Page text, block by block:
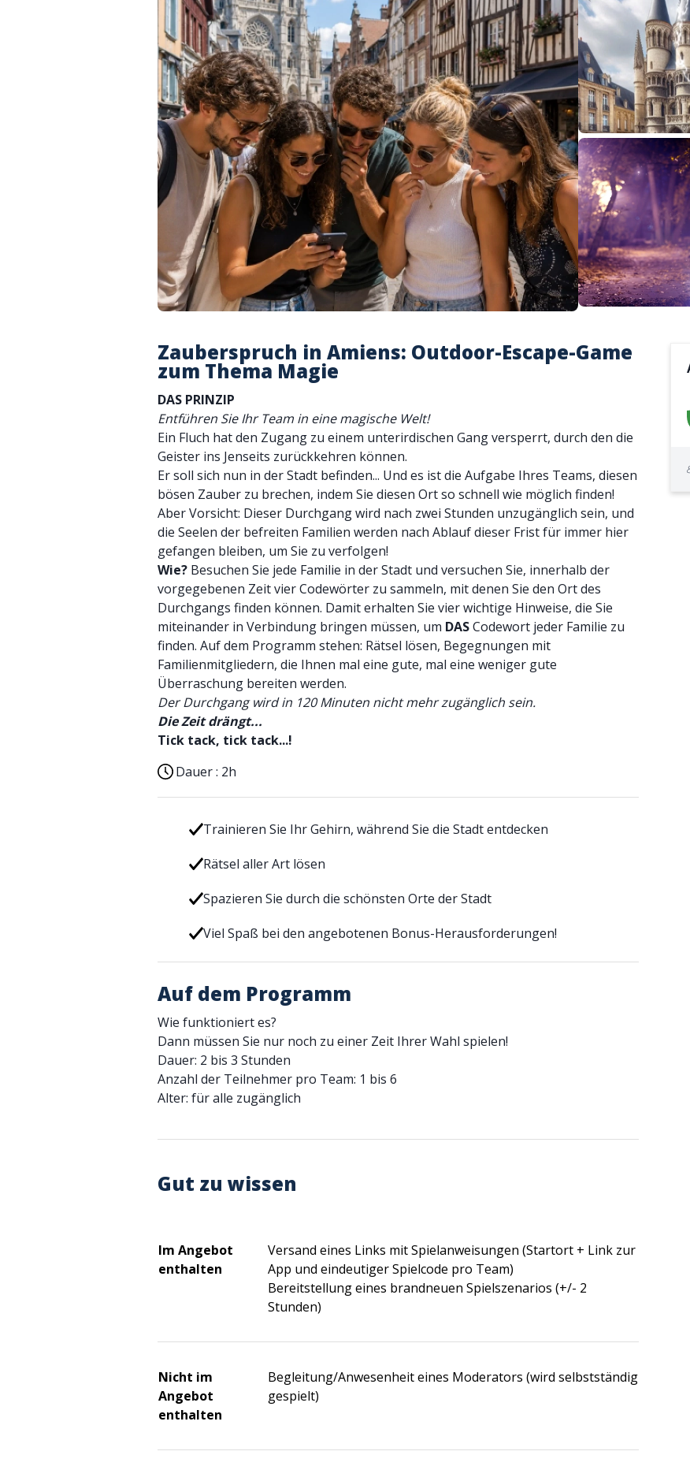
Zauberspruch in Amiens: Outdoor-Escape-Game
zum Thema Magie
DAS PRINZIP
Entführen Sie Ihr Team in eine magische Welt!
Ein Fluch hat den Zugang zu einem unterirdischen Gang versperrt, durch den die
Geister ins Jenseits zurückkehren können.
Er soll sich nun in der Stadt befinden... Und es ist die Aufgabe Ihres Teams, diesen
bösen Zauber zu brechen, indem Sie diesen Ort so schnell wie möglich finden!
Aber Vorsicht: Dieser Durchgang wird nach zwei Stunden unzugänglich sein, und
die Seelen der befreiten Familien werden nach Ablauf dieser Frist für immer hier
gefangen bleiben, um Sie zu verfolgen!
Wie? Besuchen Sie jede Familie in der Stadt und versuchen Sie, innerhalb der
vorgegebenen Zeit vier Codewörter zu sammeln, mit denen Sie den Ort des
Durchgangs finden können. Damit erhalten Sie vier wichtige Hinweise, die Sie
miteinander in Verbindung bringen müssen, um DASCodewort jeder Familie zu
finden. Auf dem Programm stehen: Rätsel lösen, Begegnungen mit
Familienmitgliedern, die Ihnen mal eine gute, mal eine weniger gute
Überraschung bereiten werden.
Der Durchgang wird in 120 Minuten nicht mehr zugänglich sein.
Die Zeit drängt...
Tick tack, tick tack...!
Dauer : 2h
Trainieren Sie Ihr Gehirn, während Sie die Stadt entdecken
Rätsel aller Art lösen
Spazieren Sie durch die schönsten Orte der Stadt
Viel Spaß bei den angebotenen Bonus-Herausforderungen!
Auf dem Programm
Wie funktioniert es?
Dann müssen Sie nur noch zu einer Zeit Ihrer Wahl spielen!
Dauer: 2 bis 3 Stunden
Anzahl der Teilnehmer pro Team: 1 bis 6
Alter: für alle zugänglich
Gut zu wissen
Im Angebot
enthalten
Versand eines Links mit Spielanweisungen (Startort + Link zur
App und eindeutiger Spielcode pro Team)
Bereitstellung eines brandneuen Spielszenarios (+/- 2
Stunden)
Nicht im
Angebot
enthalten
Begleitung/Anwesenheit eines Moderators (wird selbstständig
gespielt)